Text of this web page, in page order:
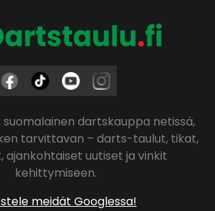
dartskauppa netissä,
tarvittavan – darts-taulut, tikat,
ajankohtaiset uutiset ja vinkit
kehittymiseen.
meidät Googlessa!